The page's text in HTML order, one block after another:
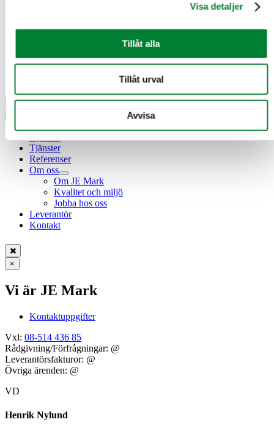
Visa detaljer
Tillåt alla
Tillåt urval
Avvisa
CAPTCHA
Tjänster
Referenser
Om oss
Om JE Mark
Kvalitet och miljö
Jobba hos oss
Leverantör
Kontakt
×
Vi är JE Mark
Kontaktuppgifter
Vxl: 08-514 436 85
Rådgivning/Förfrågningar: @
Leverantörsfakturor: @
Övriga ärenden: @
VD
Henrik Nylund